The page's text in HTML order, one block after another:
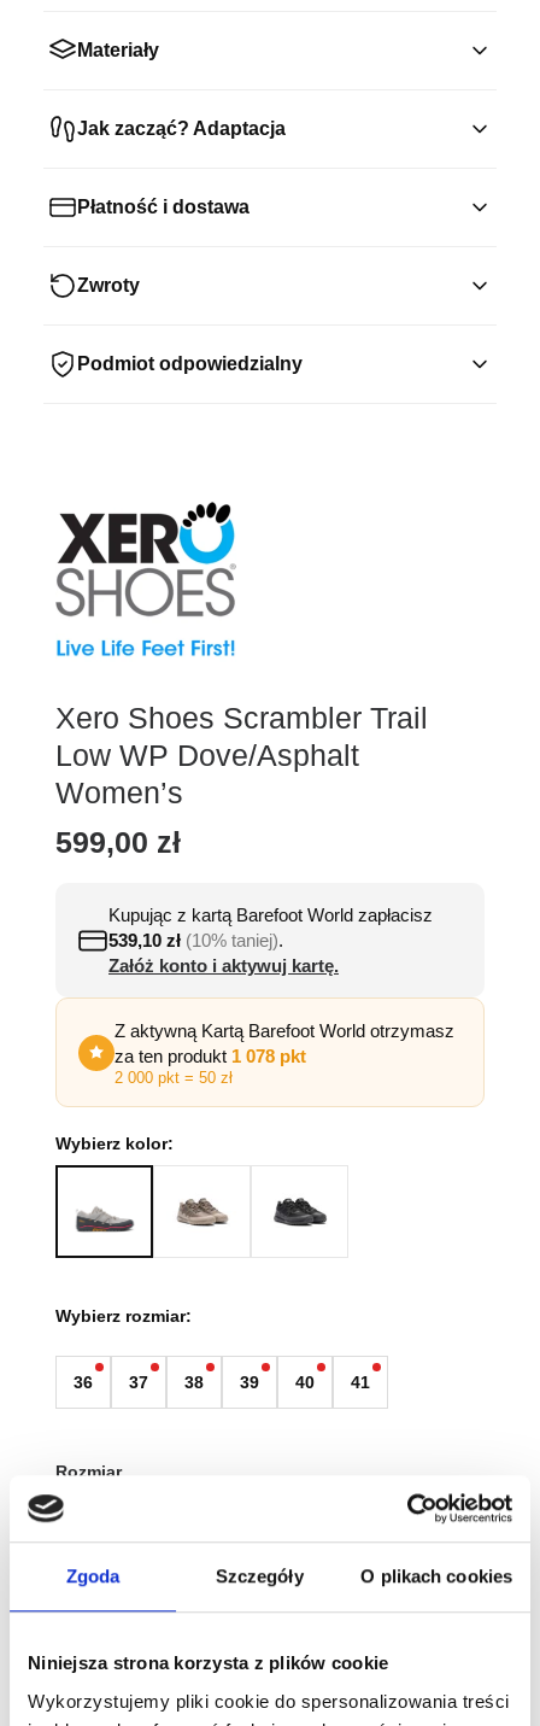
Zgoda Szczegóły O plikach cookies
Niniejsza strona korzysta z plików cookie
Wykorzystujemy pliki cookie do spersonalizowania treści
Materiały
Jak zacząć? Adaptacja
Płatność i dostawa
Zwroty
Podmiot odpowiedzialny
Xero Shoes Scrambler Trail
Low WP Dove/Asphalt
Women’s
599,00 zł
Kupując z kartą Barefoot World zapłacisz
539,10 zł (10% taniej).
Załóż konto i aktywuj kartę.
Z aktywną Kartą Barefoot World otrzymasz
za ten produkt 1 078 pkt
2 000 pkt = 50 zł
Wybierz kolor:
Wybierz rozmiar:
36 37 38 39 40 41
Rozmiar
ilość
Xero